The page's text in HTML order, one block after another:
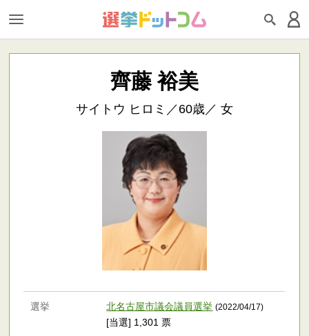
齊藤 裕美
サイトウ ヒロミ／60歳／ 女
選挙 北名古屋市議会議員選挙 (2022/04/17)
[当選] 1,301 票